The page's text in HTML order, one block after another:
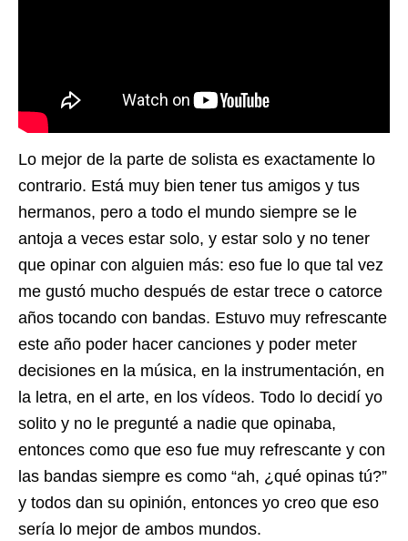
Lo mejor de la parte de solista es exactamente lo
contrario. Está muy bien tener tus amigos y tus
hermanos, pero a todo el mundo siempre se le
antoja a veces estar solo, y estar solo y no tener
que opinar con alguien más: eso fue lo que tal vez
me gustó mucho después de estar trece o catorce
años tocando con bandas. Estuvo muy refrescante
este año poder hacer canciones y poder meter
decisiones en la música, en la instrumentación, en
la letra, en el arte, en los vídeos. Todo lo decidí yo
solito y no le pregunté a nadie que opinaba,
entonces como que eso fue muy refrescante y con
las bandas siempre es como “ah, ¿qué opinas tú?”
y todos dan su opinión, entonces yo creo que eso
sería lo mejor de ambos mundos.